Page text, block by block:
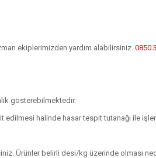
ekiplerimizden yardım alabilirsiniz. 0850
gösterebilmektedir.
halinde hasar tespit tutanağı ile
Ürünler belirli desi/kg üzerinde olması